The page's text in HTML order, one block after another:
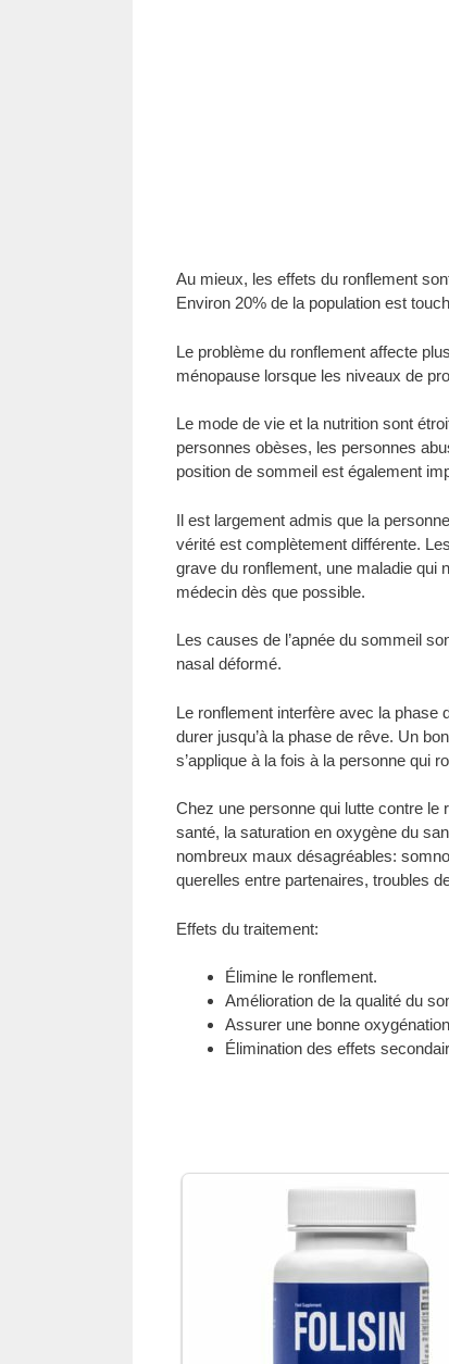
Au mieux, les effets du ronflement
Environ 20% de la population est
Le problème du ronflement affecte
ménopause lorsque les niveaux de
Le mode de vie et la nutrition sont
personnes obèses, les personnes
position de sommeil est également
Il est largement admis que la
vérité est complètement différente.
grave du ronflement, une maladie qui
médecin dès que possible.
Les causes de l’apnée du sommeil
nasal déformé.
Le ronflement interfère avec la phase
durer jusqu’à la phase de rêve. Un
s’applique à la fois à la personne qui
Chez une personne qui lutte contre le
santé, la saturation en oxygène du
nombreux maux désagréables:
querelles entre partenaires, troubles
Effets du traitement:
Élimine le ronflement.
Amélioration de la qualité du
Assurer une bonne
Élimination des effets